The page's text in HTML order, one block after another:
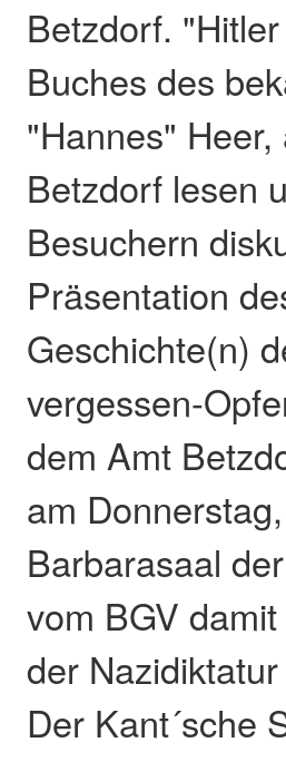
Betzdorf.
Buches des
"Hannes"
Betzdorf lesen
Besuchern
Präsentation
Geschichte(n)
vergessen-
dem Amt
am
Barbarasaal
vom BGV
der
Der Kant´sche